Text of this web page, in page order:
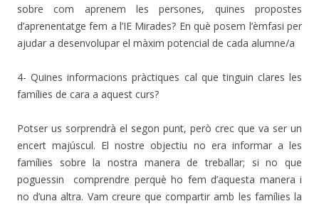
sobre com aprenem les persones, quines propostes
d’aprenentatge fem a l’IE Mirades? En què posem l’èmfasi per
ajudar a desenvolupar el màxim potencial de cada alumne/a
4- Quines informacions pràctiques cal que tinguin clares les
famílies de cara a aquest curs?
Potser us sorprendrà el segon punt, però crec que va ser un
encert majúscul. El nostre objectiu no era informar a les
famílies sobre la nostra manera de treballar; si no que
poguessin comprendre perquè ho fem d’aquesta manera i
no d’una altra. Vam creure que compartir amb les famílies la